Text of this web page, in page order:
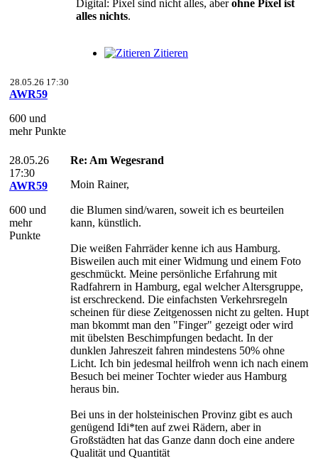
Digital: Pixel sind nicht alles, aberohne Pixel ist
alles nichts.
Zitieren
28.05.26 17:30
AWR59
600 und
mehr Punkte
28.05.26
17:30
AWR59
600 und
mehr
Punkte
Re: Am Wegesrand
Moin Rainer,
die Blumen sind/waren, soweit ich es beurteilen
kann, künstlich.
Die weißen Fahrräder kenne ich aus Hamburg.
Bisweilen auch mit einer Widmung und einem Foto
geschmückt. Meine persönliche Erfahrung mit
Radfahrern in Hamburg, egal welcher Altersgruppe,
ist erschreckend. Die einfachsten Verkehrsregeln
scheinen für diese Zeitgenossen nicht zu gelten. Hupt
man bkommt man den "Finger" gezeigt oder wird
mit übelsten Beschimpfungen bedacht. In der
dunklen Jahreszeit fahren mindestens 50% ohne
Licht. Ich bin jedesmal heilfroh wenn ich nach einem
Besuch bei meiner Tochter wieder aus Hamburg
heraus bin.
Bei uns in der holsteinischen Provinz gibt es auch
genügend Idi*ten auf zwei Rädern, aber in
Großstädten hat das Ganze dann doch eine andere
Qualität und Quantität